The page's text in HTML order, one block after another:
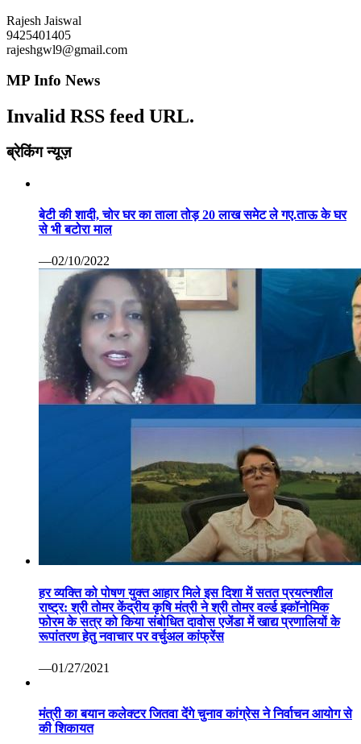
Rajesh Jaiswal
9425401405
rajeshgwl9@gmail.com
MP Info News
Invalid RSS feed URL.
ब्रेकिंग न्यूज़
बेटी की शादी, चोर घर का ताला तोड़ 20 लाख समेट ले गए.ताऊ के घर
से भी बटोरा माल
—02/10/2022
हर व्यक्ति को पोषण युक्त आहार मिले इस दिशा में सतत प्रयत्नशील
राष्ट्र: श्री तोमर केंद्रीय कृषि मंत्री ने श्री तोमर वर्ल्ड इकॉनोमिक
फोरम के सत्र को किया संबोधित दावोस एजेंडा में खाद्य प्रणालियों के
रूपांतरण हेतु नवाचार पर वर्चुअल कांफ्रेंस
—01/27/2021
मंत्री का बयान कलेक्टर जितवा देंगे चुनाव कांग्रेस ने निर्वाचन आयोग से
की शिकायत